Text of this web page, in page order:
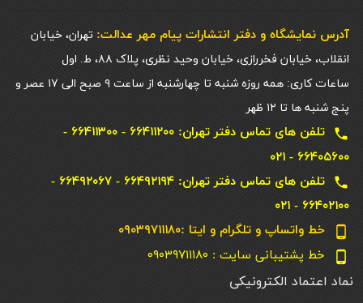
آدرس نمایشگاه و دفتر انتشارات پيام مهر عدالت: تهران، خیابان
انقلاب، خیابان فخررازی، خیابان وحید نظری، پلاک ۸۸، ط. اول
ساعات کاری: همه روزه شنبه تا چهارشنبه از ساعت ۹ صبح الی ۱۷ عصر و
پنج شنبه ها تا ۱۲ ظهر
local_phone
تلفن های تماس دفتر تهران: ۶۶۴۱۱۲۰۰ - ۶۶۴۱۱۳۰۰ -
۶۶۴۰۵۶۰۰ - ۰۲۱
local_phone
تلفن های تماس دفتر تهران: ۶۶۴۹۲۱۹۴ - ۶۶۴۹۲۰۶۷ -
۶۶۴۰۲۱۰۰ - ۰۲۱
phone_android خط واتساپ و تلگرام و ایتا :۰۹۰۳۹۷۱۱۱۸۰
phone_android خط پشتیبانی سایت : ۰۹۰۳۹۷۱۱۱۸۰
نماد اعتماد الکترونیکی